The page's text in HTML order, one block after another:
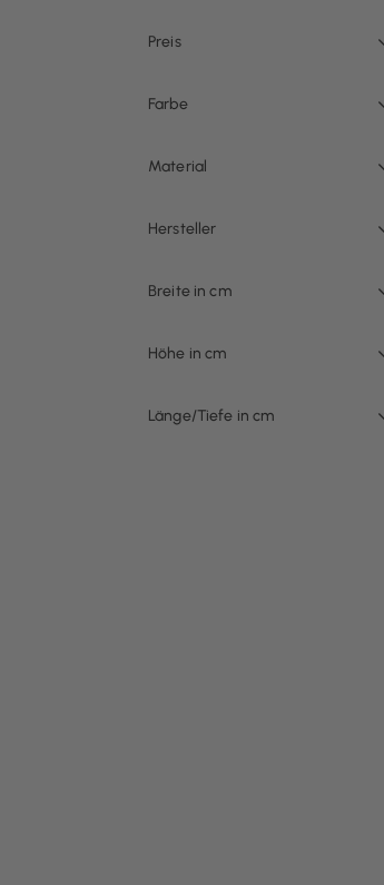
Preis
Farbe
Material
Hersteller
Breite in cm
Höhe in cm
Länge/Tiefe in cm